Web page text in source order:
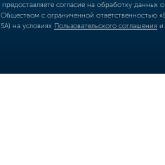
предоставляете согласие на обработку
Обществом с ограниченной
на условиях Пользовательского соглашения и